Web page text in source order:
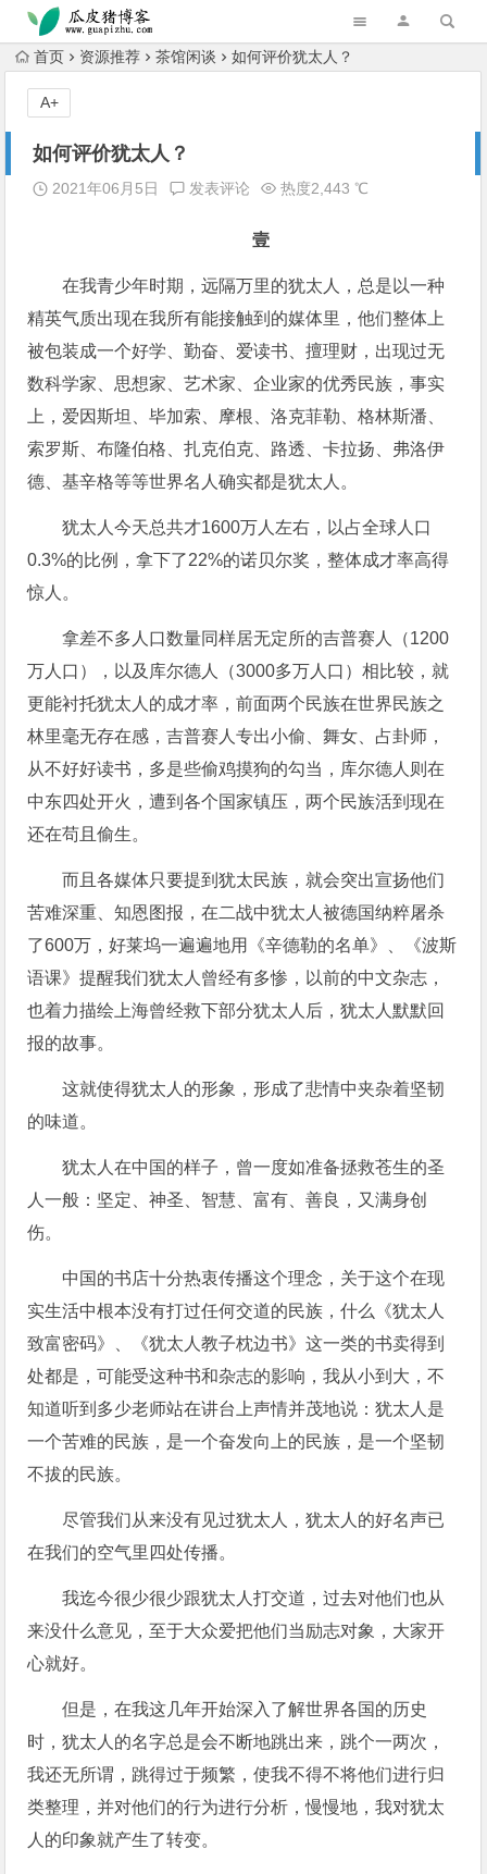
跳转到主内容
首页 资源推荐 茶馆闲谈 如何评价犹太人？
如何评价犹太人？
2021年06月5日 发表评论 热度2,443 ℃
壹
在我青少年时期，远隔万里的犹太人，总是以一种
精英气质出现在我所有能接触到的媒体里，他们整体上
被包装成一个好学、勤奋、爱读书、擅理财，出现过无
数科学家、思想家、艺术家、企业家的优秀民族，事实
上，爱因斯坦、毕加索、摩根、洛克菲勒、格林斯潘、
索罗斯、布隆伯格、扎克伯克、路透、卡拉扬、弗洛伊
德、基辛格等等世界名人确实都是犹太人。
犹太人今天总共才1600万人左右，以占全球人口
0.3%的比例，拿下了22%的诺贝尔奖，整体成才率高得
惊人。
拿差不多人口数量同样居无定所的吉普赛人（1200
万人口），以及库尔德人（3000多万人口）相比较，就
更能衬托犹太人的成才率，前面两个民族在世界民族之
林里毫无存在感，吉普赛人专出小偷、舞女、占卦师，
从不好好读书，多是些偷鸡摸狗的勾当，库尔德人则在
中东四处开火，遭到各个国家镇压，两个民族活到现在
还在苟且偷生。
而且各媒体只要提到犹太民族，就会突出宣扬他们
苦难深重、知恩图报，在二战中犹太人被德国纳粹屠杀
了600万，好莱坞一遍遍地用《辛德勒的名单》、《波斯
语课》提醒我们犹太人曾经有多惨，以前的中文杂志，
也着力描绘上海曾经救下部分犹太人后，犹太人默默回
报的故事。
这就使得犹太人的形象，形成了悲情中夹杂着坚韧
的味道。
犹太人在中国的样子，曾一度如准备拯救苍生的圣
人一般：坚定、神圣、智慧、富有、善良，又满身创
伤。
中国的书店十分热衷传播这个理念，关于这个在现
实生活中根本没有打过任何交道的民族，什么《犹太人
致富密码》、《犹太人教子枕边书》这一类的书卖得到
处都是，可能受这种书和杂志的影响，我从小到大，不
知道听到多少老师站在讲台上声情并茂地说：犹太人是
一个苦难的民族，是一个奋发向上的民族，是一个坚韧
不拔的民族。
尽管我们从来没有见过犹太人，犹太人的好名声已
在我们的空气里四处传播。
我迄今很少很少跟犹太人打交道，过去对他们也从
来没什么意见，至于大众爱把他们当励志对象，大家开
心就好。
但是，在我这几年开始深入了解世界各国的历史
时，犹太人的名字总是会不断地跳出来，跳个一两次，
我还无所谓，跳得过于频繁，使我不得不将他们进行归
类整理，并对他们的行为进行分析，慢慢地，我对犹太
人的印象就产生了转变。
A+